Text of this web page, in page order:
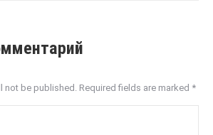
not be published. Required fields are marked *